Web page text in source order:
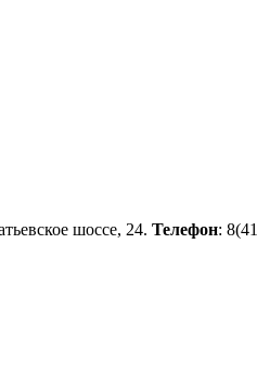
шоссе, 24. Телефон: